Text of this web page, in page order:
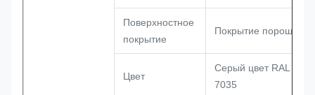
Поверхностное
покрытие
Покрытие порошка
Цвет
Серый цвет RAL
7035